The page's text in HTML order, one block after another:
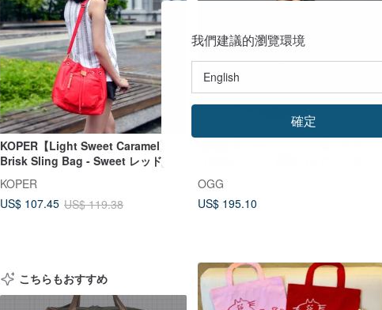
KOPER【Light Sweet Caramel】
Brisk Sling Bag - Sweet レッド
(Made in Taiwan)
KOPER
US$ 107.45 US$ 119.38
ズバッグ）
OGG
US$ 195.10
こちらもおすすめ
我們建議的瀏覽環境
確定